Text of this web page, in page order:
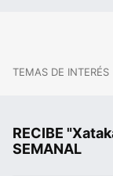
TEMAS DE INTERÉS
RECIBE
SEMANAL